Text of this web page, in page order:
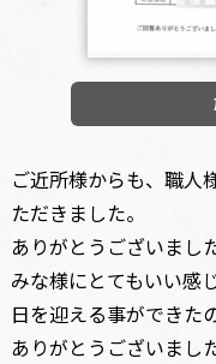
ご近所様からも、職人
ただきました。
ありがとうございまし
みな様にとてもいい感
日を迎える事ができた
ありがとうございまし